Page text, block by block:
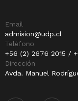
Email
admision@udp.cl
Teléfono
+56 (2) 2676 2015 /
Dirección
Avda. Manuel